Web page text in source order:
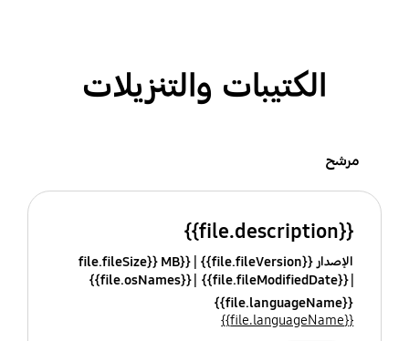
الكتيبات والتنزيلات
مرشح
{{file.description}}
الإصدار {{file.fileVersion}}
{{file.fileSize}} MB
{{file.fileModifiedDate}}
{{file.osNames}}
{{file.languageName}}
{{file.languageName}}